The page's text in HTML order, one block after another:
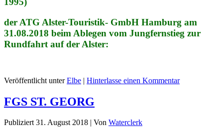
der ATG Alster-Touristik- GmbH Hamburg am
31.08.2018 beim Ablegen vom Jungfernstieg zur
Rundfahrt auf der Alster:
Veröffentlicht unter Elbe | Hinterlasse einen Kommentar
FGS ST. GEORG
Publiziert 31. August 2018 Von Waterclerk